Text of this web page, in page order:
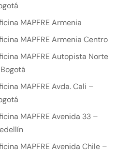
MAPFRE Armenia
MAPFRE Armenia Centro
MAPFRE Autopista Norte
MAPFRE Avda. Cali –
MAPFRE Avenida 33 –
MAPFRE Avenida Chile –